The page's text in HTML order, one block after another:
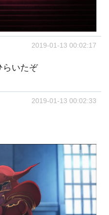
2019-01-13 00:02:17
らいたぞ
2019-01-13 00:02:33